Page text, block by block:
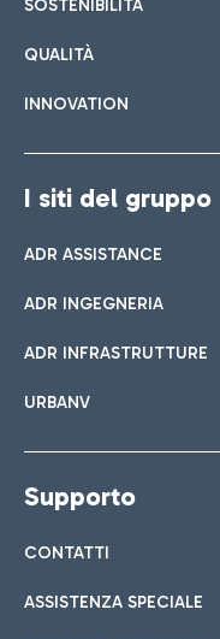
SOSTENIBILITÀ
QUALITÀ
INNOVATION
I siti del gruppo
ADR ASSISTANCE
ADR INGEGNERIA
ADR INFRASTRUTTURE
URBANV
Supporto
CONTATTI
ASSISTENZA SPECIALE